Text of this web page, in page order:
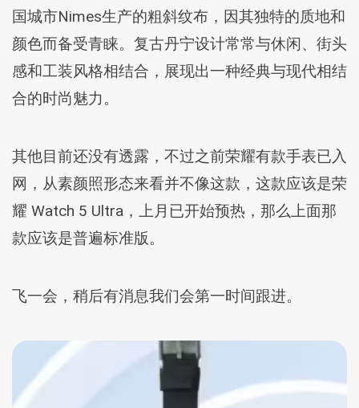
国城市Nimes生产的粗斜纹布，因其独特的质地和
颜色而备受青睐。复古丹宁设计常常与休闲、街头
感和工装风格相结合，展现出一种经典与现代相结
合的时尚魅力‌。
其他目前还没有透露，不过之前荣耀有款手表已入
网，从素颜照形态来看并不像这款，这款应该是荣
耀 Watch 5 Ultra，上月已开始预热，那么上面那
款应该是普遍标准版。
飞一会，稍后有消息我们会第一时间跟进。